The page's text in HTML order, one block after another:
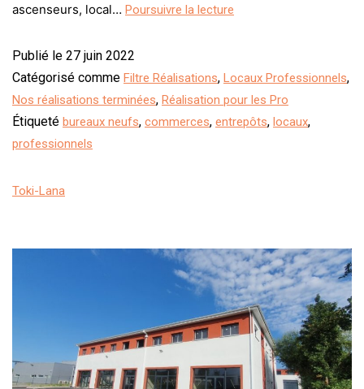
ascenseurs, local… Poursuivre la lecture
Publié le 27 juin 2022
Catégorisé comme Filtre Réalisations, Locaux Professionnels,
Nos réalisations terminées, Réalisation pour les Pro
Étiqueté bureaux neufs, commerces, entrepôts, locaux,
professionnels
Toki-Lana